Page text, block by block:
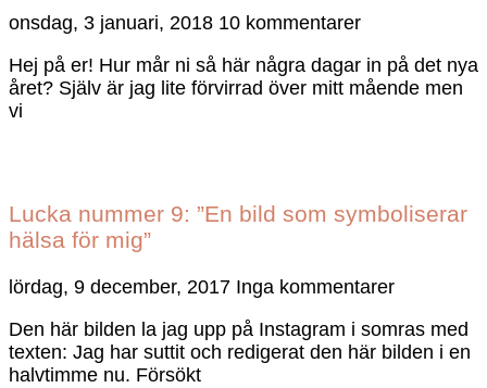
onsdag, 3 januari, 2018 10 kommentarer
Hej på er! Hur mår ni så här några dagar in på det nya
året? Själv är jag lite förvirrad över mitt mående men
vi
Lucka nummer 9: ”En bild som symboliserar
hälsa för mig”
lördag, 9 december, 2017 Inga kommentarer
Den här bilden la jag upp på Instagram i somras med
texten: Jag har suttit och redigerat den här bilden i en
halvtimme nu. Försökt